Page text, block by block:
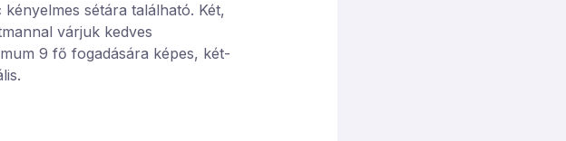
sétára található. Két,
várjuk kedves
9 fő fogadására képes, két-
étkezővel, jól felszerelt